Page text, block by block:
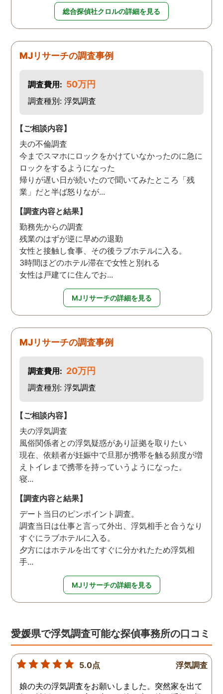
総合探偵社クロルの詳細を見る
MJリサーチの調査事例
調査費用: 50万円
調査種別: 浮気調査
【ご相談内容】
夫の不倫調査
今までスマホにロックをかけていなかったのに急に
ロックをするようになった
帰りが遅い日が続いたので聞いてみたところ「残
業」だと半ば怒りなが...
【調査内容と結果】
勤務先からの調査
残業のはずが逆に早めの退勤
女性と接触し食事、その後ラブホテルに入る。
3時間ほどのホテル滞在で女性と別れる
女性は戸建てに住んでお...
MJリサーチの詳細を見る
MJリサーチの調査事例
調査費用: 20万円
調査種別: 浮気調査
【ご相談内容】
夫の浮気調査
風俗関係者との浮気疑惑があり証拠を取りたい
現在、依頼者が妊娠中で旦那が携帯を触る頻度が増
えトイレまで携帯を持っていうようになった。
寝...
【調査内容と結果】
デート当日のピンポイント調査。
調査当日は仕事と言って外出、浮気相手と合うなり
すぐにラブホテルに入る。
夕方にはホテルを出てすぐに分かれたため浮気相
手...
MJリサーチの詳細を見る
愛媛県で浮気調査可能な探偵事務所の口コミ
5.0点 浮気調査
娘の夫の浮気調査をお願いしました。突然家を出て